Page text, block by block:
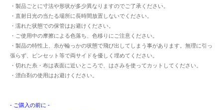
・製品ごとに寸法や形状が多少異なりますのでご了承ください。
・直射日光の当たる場所に長時間放置しないでください。
・濡れた状態での保管はお避けください。
・ご使用中の摩擦による色落ち、色移りにご注意ください。
・製品の特性上、糸が輪っかの状態で飛び出してしまう事があります。無理に引っ
張らず、ピンセット等で両サイドを優しく埋めてください。
・切れた糸・布は表面に近いところで、はさみを使ってカットしてください。
・漂白剤の使用はお避けください。
- ご購入の前に -